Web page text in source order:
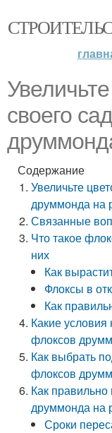
своего
Содержание
Увеличьте
друммонда на
Связанные
Что такое
них
Как
Флоксы в
Как
Какие
флоксов
Как выбрать
флоксов
Как
друммонда на
Сроки